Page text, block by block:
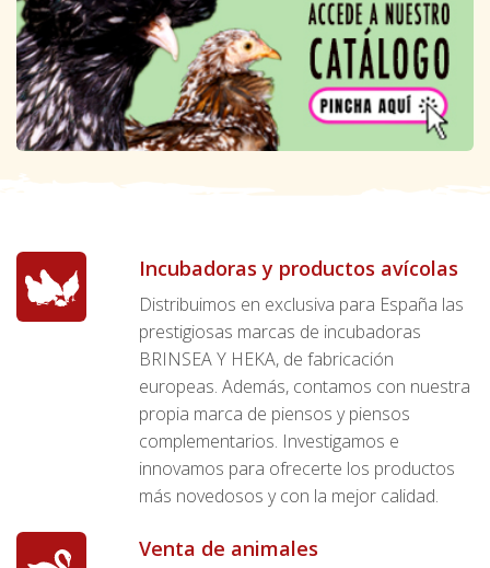
Incubadoras y productos avícolas
Distribuimos en exclusiva para España las
prestigiosas marcas de incubadoras
BRINSEA Y HEKA, de fabricación
europeas. Además, contamos con nuestra
propia marca de piensos y piensos
complementarios. Investigamos e
innovamos para ofrecerte los productos
más novedosos y con la mejor calidad.
Venta de animales